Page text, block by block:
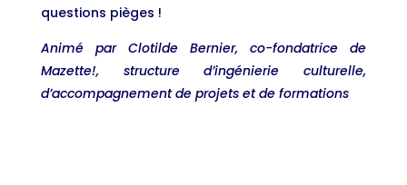
questions pièges !
Animé par Clotilde Bernier, co-fondatrice de
Mazette!, structure d’ingénierie culturelle,
d’accompagnement de projets et de formations